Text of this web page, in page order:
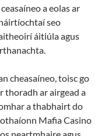
a eolas ar
seo
áitiúla agus
cheasaíneo, toisc go
thoradh ar airgead a
a thabhairt do
Mafia Casino